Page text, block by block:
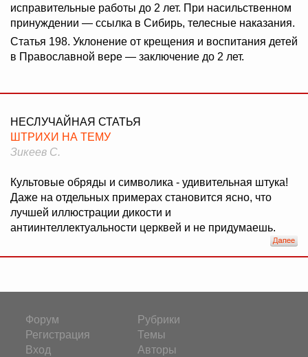
исправительные работы до 2 лет. При насильственном
принуждении — ссылка в Сибирь, телесные наказания.
Статья 198. Уклонение от крещения и воспитания детей
в Православной вере — заключение до 2 лет.
НЕСЛУЧАЙНАЯ СТАТЬЯ
ШТРИХИ НА ТЕМУ
Зикеев С.
Культовые обряды и символика - удивительная штука!
Даже на отдельных примерах становится ясно, что
лучшей иллюстрации дикости и
антиинтеллектуальности церквей и не придумаешь.
Форум
Регистрация
Вход
Рубрики
Темы
Авторы